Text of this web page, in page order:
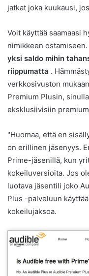
jatkat joka kuukausi,
Voit käyttää saamaasi
nimikkeen
yksi saldo mihin
riippumatta .
verkkosivuston
Premium Plusin,
eksklusiivisiin
"Huomaa, että en
on erillinen jäsenyys.
Prime-jäsenillä, kun
kokeiluversioita. Jos
luotava jäsentili joko
Plus -palveluun
kokeilujaksoa.